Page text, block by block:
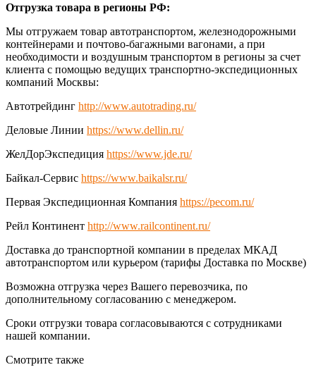
Отгрузка товара в регионы РФ:
Мы отгружаем товар автотранспортом, железнодорожными
контейнерами и почтово-багажными вагонами, а при
необходимости и воздушным транспортом в регионы за счет
клиента с помощью ведущих транспортно-экспедиционных
компаний Москвы:
Автотрейдинг http://www.autotrading.ru/
Деловые Линии https://www.dellin.ru/
ЖелДорЭкспедиция https://www.jde.ru/
Байкал-Сервис https://www.baikalsr.ru/
Первая Экспедиционная Компания https://pecom.ru/
Рейл Континент http://www.railcontinent.ru/
Доставка до транспортной компании в пределах МКАД
автотранспортом или курьером (тарифы Доставка по Москве)
Возможна отгрузка через Вашего перевозчика, по
дополнительному согласованию с менеджером.
Сроки отгрузки товара согласовываются с сотрудниками
нашей компании.
Смотрите также